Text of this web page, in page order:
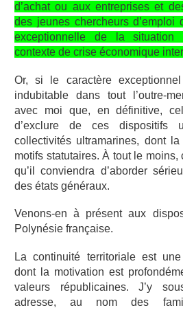
d’achat ou aux entreprises et
des jeunes chercheurs d’emploi
exceptionnelle de la situation
contexte de crise économique
Or, si le caractère
indubitable dans tout l’outre-
avec moi que, en définitive,
d’exclure de ces dispositifs
collectivités ultramarines, dont
motifs statutaires. À tout le moins,
qu’il conviendra d’aborder
des états généraux.
Venons-en à présent aux
Polynésie française.
La continuité territoriale est
dont la motivation est
valeurs républicaines. J’y
adresse, au nom des